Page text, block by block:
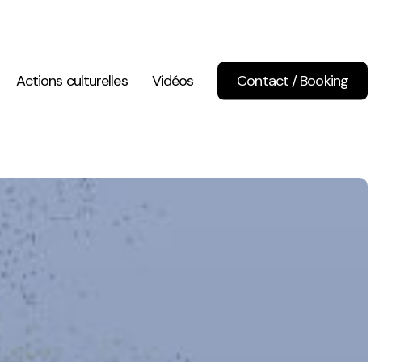
Actions culturelles Vidéos Contact / Booking